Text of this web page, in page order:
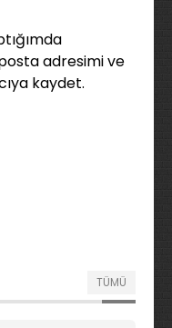
adresimi ve
kaydet.
TÜMÜ